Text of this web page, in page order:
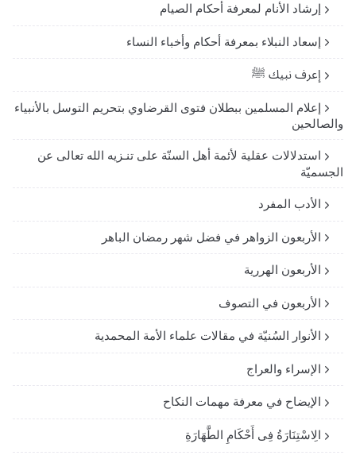
إرشاد الأنام لمعرفة أحكام الصيام
إسعاد النبلاء بمعرفة أحكام وأخباء النساء
إعرف نبيك ﷺ
إعلام المسلمين ببطلان فتوى القرضاوي بتحريم التوسل بالأنبياء
والصالحين
استدلالات عقلية لأئمة أهل السنّة على تنـزيه الله تعالى عن
الجسميّة
الأدب المفرد
الأربعون الزواهر في فضل شهر رمضان الباهر
الأربعون الهررية
الأربعون في التصوف
الأنوار السُنيّة في مقالات علماء الأمة المحمدية
الإسراء والعراج
الإيضاح في معرفة مهمات النكاح
الِاسْتِنَارَةُ فِى أَحْكَامِ الطَّهَارَةِ